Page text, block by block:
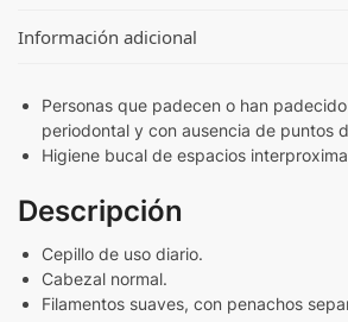
Información adicional
Personas que padecen o han
periodontal y con ausencia de puntos
Higiene bucal de espacios
Descripción
Cepillo de uso diario.
Cabezal normal.
Filamentos suaves, con penachos